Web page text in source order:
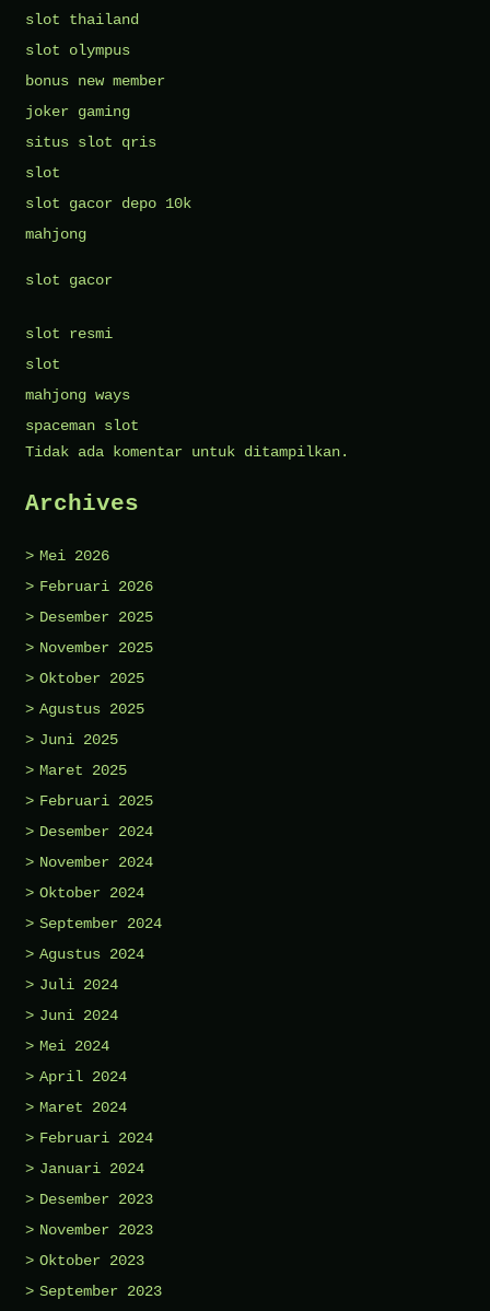
slot thailand
slot olympus
bonus new member
joker gaming
situs slot qris
slot
slot gacor depo 10k
mahjong
slot gacor
slot resmi
slot
mahjong ways
spaceman slot
Tidak ada komentar untuk ditampilkan.
Archives
Mei 2026
Februari 2026
Desember 2025
November 2025
Oktober 2025
Agustus 2025
Juni 2025
Maret 2025
Februari 2025
Desember 2024
November 2024
Oktober 2024
September 2024
Agustus 2024
Juli 2024
Juni 2024
Mei 2024
April 2024
Maret 2024
Februari 2024
Januari 2024
Desember 2023
November 2023
Oktober 2023
September 2023